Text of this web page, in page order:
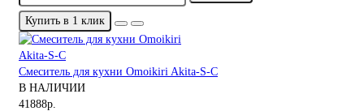
Купить в 1 клик
Смеситель для кухни Omoikiri Akita-S-C
В НАЛИЧИИ
41888р.